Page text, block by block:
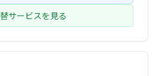
サービスを見る